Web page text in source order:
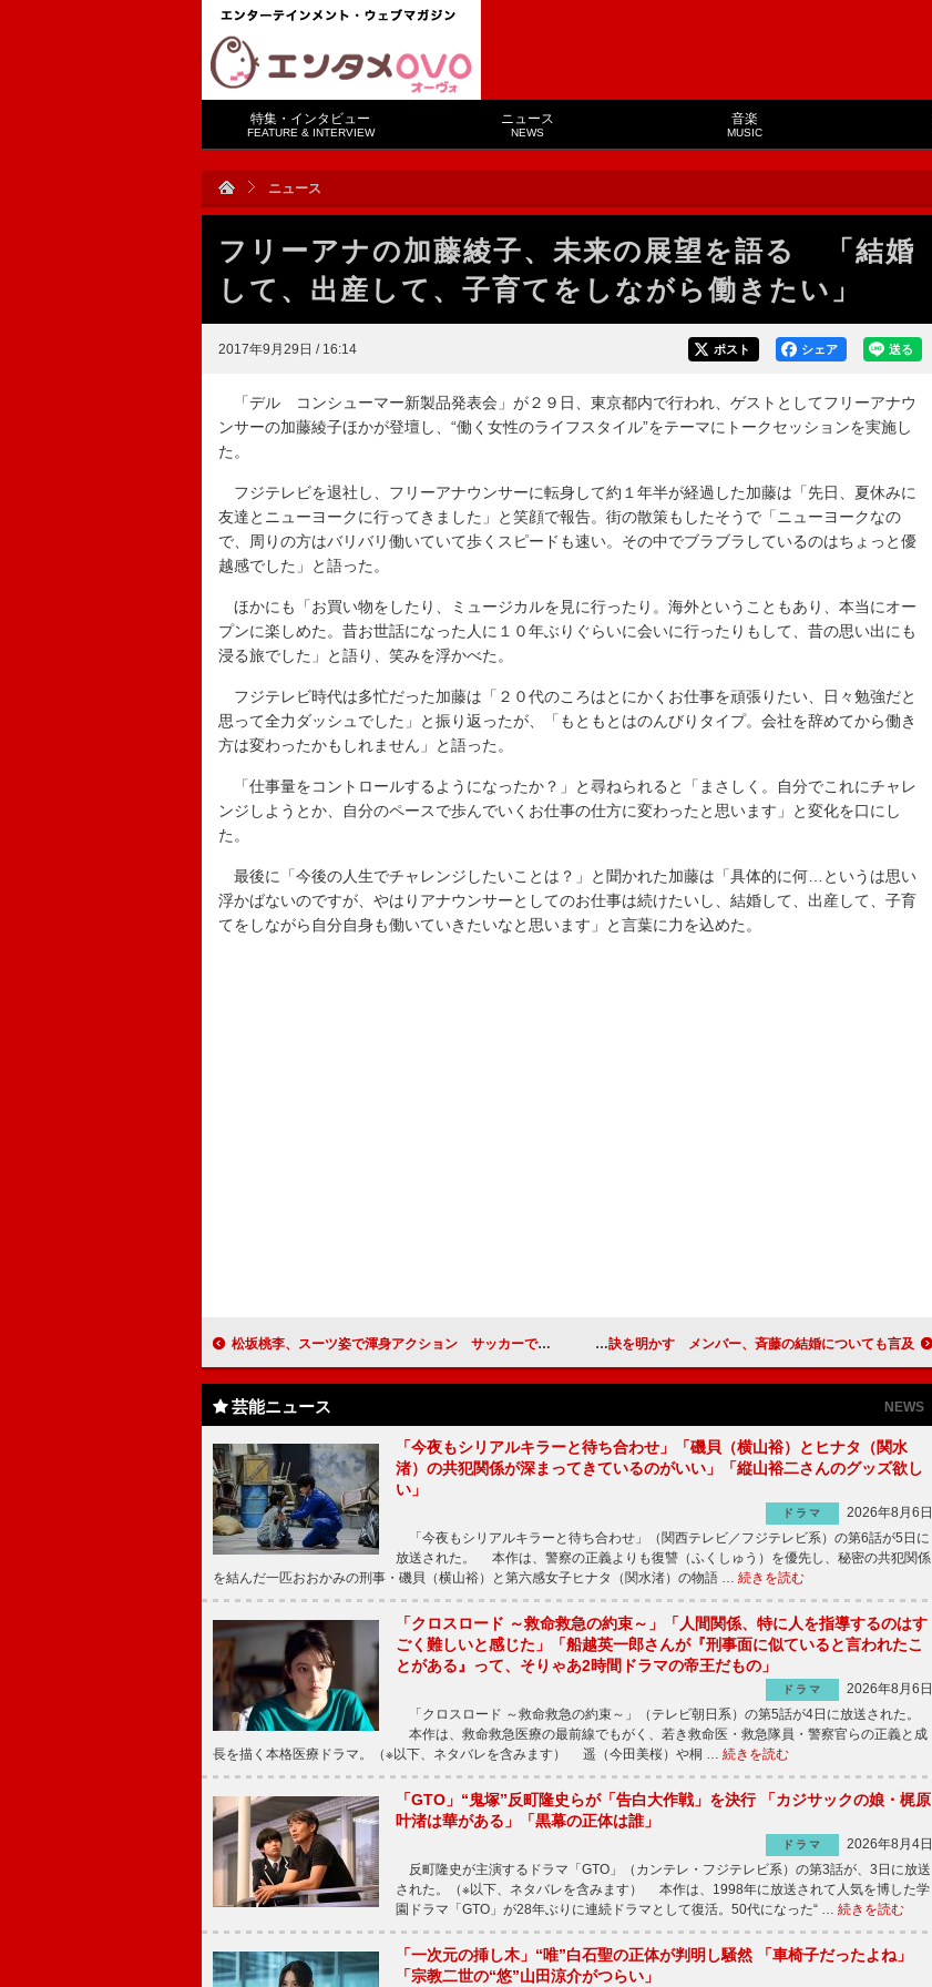
特集・インタビュー
FEATURE & INTERVIEW
ニュース
NEWS
音楽
MUSIC
ニュース
フリーアナの加藤綾子、未来の展望を語る 「結婚
して、出産して、子育てをしながら働きたい」
2017年9月29日 / 16:14 送る
シェア
ポスト
「デル コンシューマー新製品発表会」が２９日、東京都内で行われ、ゲストとしてフリーアナウ
ンサーの加藤綾子ほかが登壇し、“働く女性のライフスタイル”をテーマにトークセッションを実施し
た。
フジテレビを退社し、フリーアナウンサーに転身して約１年半が経過した加藤は「先日、夏休みに
友達とニューヨークに行ってきました」と笑顔で報告。街の散策もしたそうで「ニューヨークなの
で、周りの方はバリバリ働いていて歩くスピードも速い。その中でブラブラしているのはちょっと優
越感でした」と語った。
ほかにも「お買い物をしたり、ミュージカルを見に行ったり。海外ということもあり、本当にオー
プンに楽しめた。昔お世話になった人に１０年ぶりぐらいに会いに行ったりもして、昔の思い出にも
浸る旅でした」と語り、笑みを浮かべた。
フジテレビ時代は多忙だった加藤は「２０代のころはとにかくお仕事を頑張りたい、日々勉強だと
思って全力ダッシュでした」と振り返ったが、「もともとはのんびりタイプ。会社を辞めてから働き
方は変わったかもしれません」と語った。
「仕事量をコントロールするようになったか？」と尋ねられると「まさしく。自分でこれにチャレ
ンジしようとか、自分のペースで歩んでいくお仕事の仕方に変わったと思います」と変化を口にし
た。
最後に「今後の人生でチャレンジしたいことは？」と聞かれた加藤は「具体的に何…というは思い
浮かばないのですが、やはりアナウンサーとしてのお仕事は続けたいし、結婚して、出産して、子育
てをしながら自分自身も働いていきたいなと思います」と言葉に力を込めた。
松坂桃李、スーツ姿で渾身アクション サッカーでは“ベッカムの感じ”を再現？ ジャンポケ太田＆近藤千尋夫婦、仲良しの秘訣を明かす メンバー、斉藤の結婚についても言及
芸能ニュース NEWS
「今夜もシリアルキラーと待ち合わせ」「磯貝（横山裕）とヒナタ（関水
渚）の共犯関係が深まってきているのがいい」「縦山裕二さんのグッズ欲し
い」
ドラマ
2026年8月6日
「今夜もシリアルキラーと待ち合わせ」（関西テレビ／フジテレビ系）の第6話が5日に
放送された。 本作は、警察の正義よりも復讐（ふくしゅう）を優先し、秘密の共犯関係
を結んだ一匹おおかみの刑事・磯貝（横山裕）と第六感女子ヒナタ（関水渚）の物語 … 続きを読む
「クロスロード ～救命救急の約束～」「人間関係、特に人を指導するのはす
ごく難しいと感じた」「船越英一郎さんが『刑事面に似ていると言われたこ
とがある』って、そりゃあ2時間ドラマの帝王だもの」
ドラマ
2026年8月6日
「クロスロード ～救命救急の約束～」（テレビ朝日系）の第5話が4日に放送された。
本作は、救命救急医療の最前線でもがく、若き救命医・救急隊員・警察官らの正義と成
長を描く本格医療ドラマ。（※以下、ネタバレを含みます） 遥（今田美桜）や桐 … 続きを読む
「GTO」“鬼塚”反町隆史らが「告白大作戦」を決行 「カジサックの娘・梶原
叶渚は華がある」「黒幕の正体は誰」
ドラマ
2026年8月4日
反町隆史が主演するドラマ「GTO」（カンテレ・フジテレビ系）の第3話が、3日に放送
された。（※以下、ネタバレを含みます） 本作は、1998年に放送されて人気を博した学
園ドラマ「GTO」が28年ぶりに連続ドラマとして復活。50代になった“ … 続きを読む
「一次元の挿し木」“唯”白石聖の正体が判明し騒然 「車椅子だったよね」
「宗教二世の“悠”山田涼介がつらい」